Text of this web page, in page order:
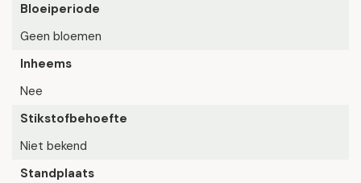
Bloeiperiode
Geen bloemen
Inheems
Nee
Stikstofbehoefte
Niet bekend
Standplaats